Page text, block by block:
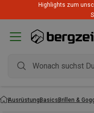
Highlights zum
AusrüstungBasicsBrillen &